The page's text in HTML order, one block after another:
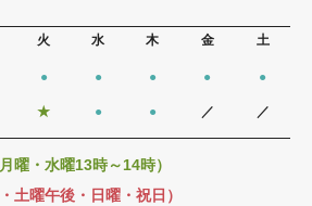
火 水 木 金 土
● ● ● ● ●
★ ● ● ／ ／
・水曜13時～14時）
土曜午後・日曜・祝日）